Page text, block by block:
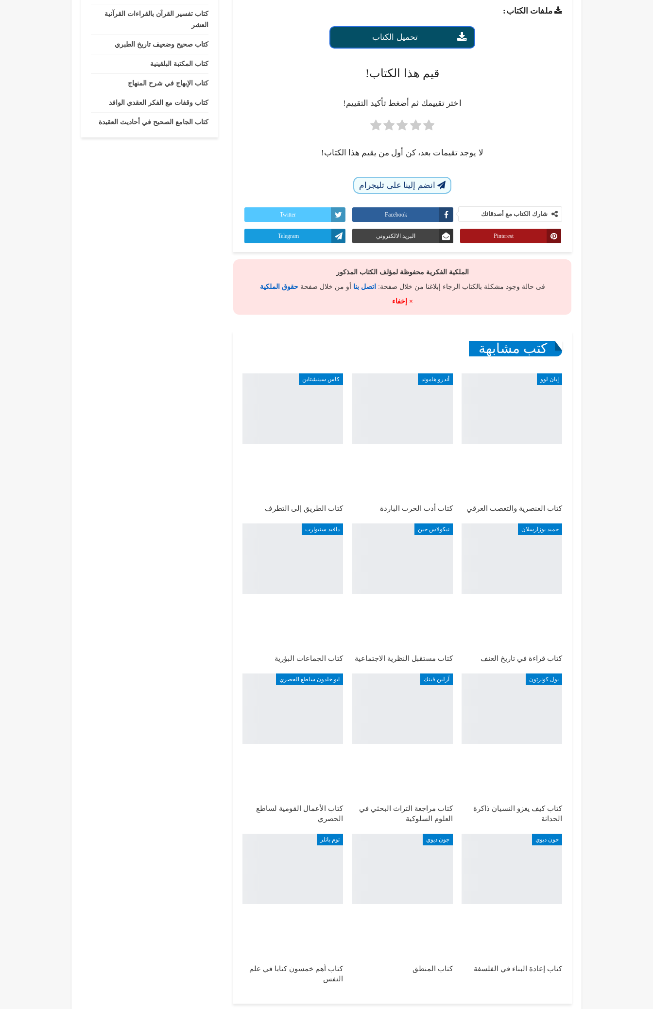
ملفات الكتاب:
تحميل الكتاب
قيم هذا الكتاب!
اختر تقييمك ثم أضغط تأكيد التقييم!
لا يوجد تقيمات بعد، كن أول من يقيم هذا الكتاب!
انضم إلينا على تليجرام
شارك الكتاب مع أصدقائك Facebook
Twitter
Pinterest البريد الالكتروني Telegram
الملكية الفكرية محفوظة لمؤلف الكتاب المذكور
فى حالة وجود مشكلة بالكتاب الرجاء إبلاغنا من خلال صفحة: اتصل بنا أو من خلال صفحةحقوق الملكية
× إخفاء
كتب مشابهة
إيان لوو
كتاب العنصرية والتعصب العرقي
أندرو هاموند
كتاب أدب الحرب الباردة
كاس سينشتاين
كتاب الطريق إلى التطرف
حميد بوزارسلان
كتاب قراءة في تاريخ العنف
نيكولاس جين
كتاب مستقبل النظرية الاجتماعية
دافيد ستيوارت
كتاب الجماعات البؤرية
بول كونرتون
كتاب كيف يغزو النسيان ذاكرة
الحداثة
آرلين فينك
كتاب مراجعة التراث البحثي في
العلوم السلوكية
ابو خلدون ساطع الحصري
كتاب الأعمال القومية لساطع
الحصري
جون ديوي
كتاب إعادة البناء في الفلسفة
جون ديوي
كتاب المنطق
توم باتلر
كتاب أهم خمسون كتابا في علم
النفس
كتاب تفسير القرآن بالقراءات القرآنية
العشر
كتاب صحيح وضعيف تاريخ الطبري
كتاب المكتبة البلقينية
كتاب الإبهاج في شرح المنهاج
كتاب وقفات مع الفكر العقدي الوافد
كتاب الجامع الصحيح في أحاديث العقيدة